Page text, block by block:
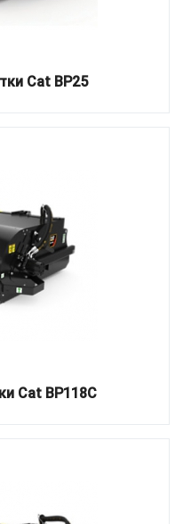
Cat BP25
Cat BP118C